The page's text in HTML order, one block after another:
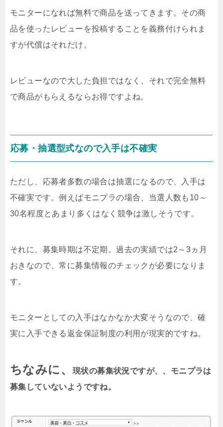
モニターになれば無料で商品を送ってきます。その商
品を使ったレビューを投稿することを義務付けられま
すが代償はそれだけ。
レビューなので大した負担ではなく、それで完全無料
で商品がもらえるならお得ですよね。
応募・抽選型式なので入手は不確実
ただし、応募者多数の場合は抽選になるので、入手は
不確実です。例えばモニプラの場合、当選人数も10～
30名程度とあまり多くはなく競争は激しそうです。
それに、募集時期は不定期。過去の実績では2～3ヵ月
おきなので、常に募集情報のチェックが必要になりま
す。
モニターとしての入手はなかなか大変そうなので、確
実に入手できる返金保証制度の利用が現実的ですね。
ちなみに、
現状の募集状況ですが、、モニプラは
募集していないようですね。